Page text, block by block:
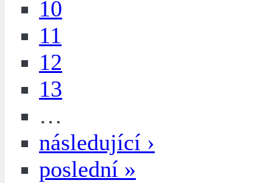
10
11
12
13
…
následující ›
poslední »